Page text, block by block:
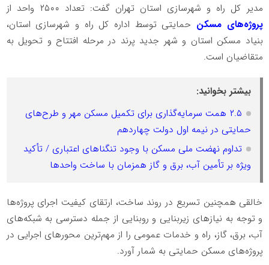
مدیر کل راه و شهرسازی استان تهران گفت: تعداد ۲۵۰۰ واحد از
پروژه‌های مسکن حمایتی توسط اداره کل راه و شهرسازی استان،
بنیاد مسکن استان و شهر جدید پرند در مرحله افتتاح و تحویل به
متقاضیان است.
بیشتر بخوانید:
۲.۵ همت سرمایه‌گذاری برای تکمیل مسکن مهر و طرح‌های
حمایتی در نیمه اول دولت چهاردهم
تداوم نهضت ملی مسکن با وجود تنگناهای اعتباری / تأکید
ویژه بر تأمین آب، برق و گاز همزمان با ساخت واحدها
خالقی همچنین تسریع در روند ساخت، ارتقای کیفیت اجرای پروژه‌ها
و توجه به نیازهای زیربنایی و روبنایی از جمله دسترسی به شبکه‌های
آب، برق، گاز، راه و خدمات عمومی را از مهم‌ترین محورهای اجرایی در
پروژه‌های مسکن حمایتی به شمار آورد.